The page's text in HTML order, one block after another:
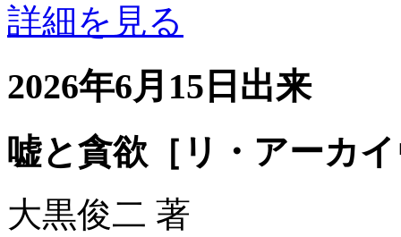
詳細を見る
2026年6月15日出来
嘘と貪欲［リ・アーカ
大黒俊二 著